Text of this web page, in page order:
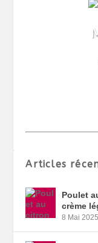
Articles
Poulet
crème
8 Mai 2025